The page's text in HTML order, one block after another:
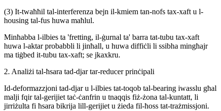
(3) It-twaħħil tal-interferenza bejn il-kmiem tan-nofs tax-xaft u l-
housing tal-fus huwa maħlul.
Minħabba l-ilbies ta 'fretting, il-ġurnal ta' barra tat-tubu tax-xaft
huwa l-aktar probabbli li jinħall, u huwa diffiċli li ssibha mingħajr
ma tiġbed it-tubu tax-xaft; se jkaxkru.
2. Analiżi tal-ħsara tad-djar tar-reducer prinċipali
Id-deformazzjoni tad-djar u l-ilbies tat-toqob tal-bearing iwasslu għal
malji fqir tal-gerijiet taċ-ċanfrin u tnaqqis fiż-żona tal-kuntatt, li
jirriżulta fi ħsara bikrija lill-gerijiet u żieda fil-ħoss tat-trażmissjoni.